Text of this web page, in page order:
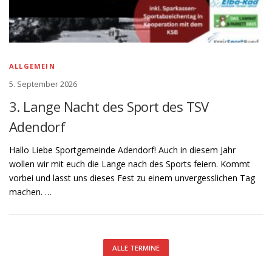
ALLGEMEIN
5. September 2026
3. Lange Nacht des Sport des TSV
Adendorf
Hallo Liebe Sportgemeinde Adendorf! Auch in diesem Jahr
wollen wir mit euch die Lange nach des Sports feiern. Kommt
vorbei und lasst uns dieses Fest zu einem unvergesslichen Tag
machen. …
ALLE TERMINE